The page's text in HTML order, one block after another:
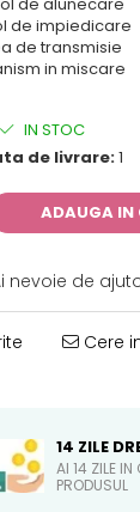
de impiedicare
de transmisie
in miscare
IN STOC
de livrare:1
ADAUGA IN
nevoie de
Cere
14 ZILE
AI 14 ZILE IN
PRODUSUL